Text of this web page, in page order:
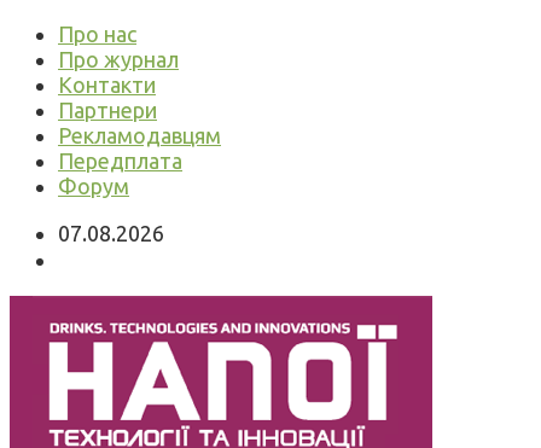
Про нас
Про журнал
Контакти
Партнери
Рекламодавцям
Передплата
Форум
07.08.2026